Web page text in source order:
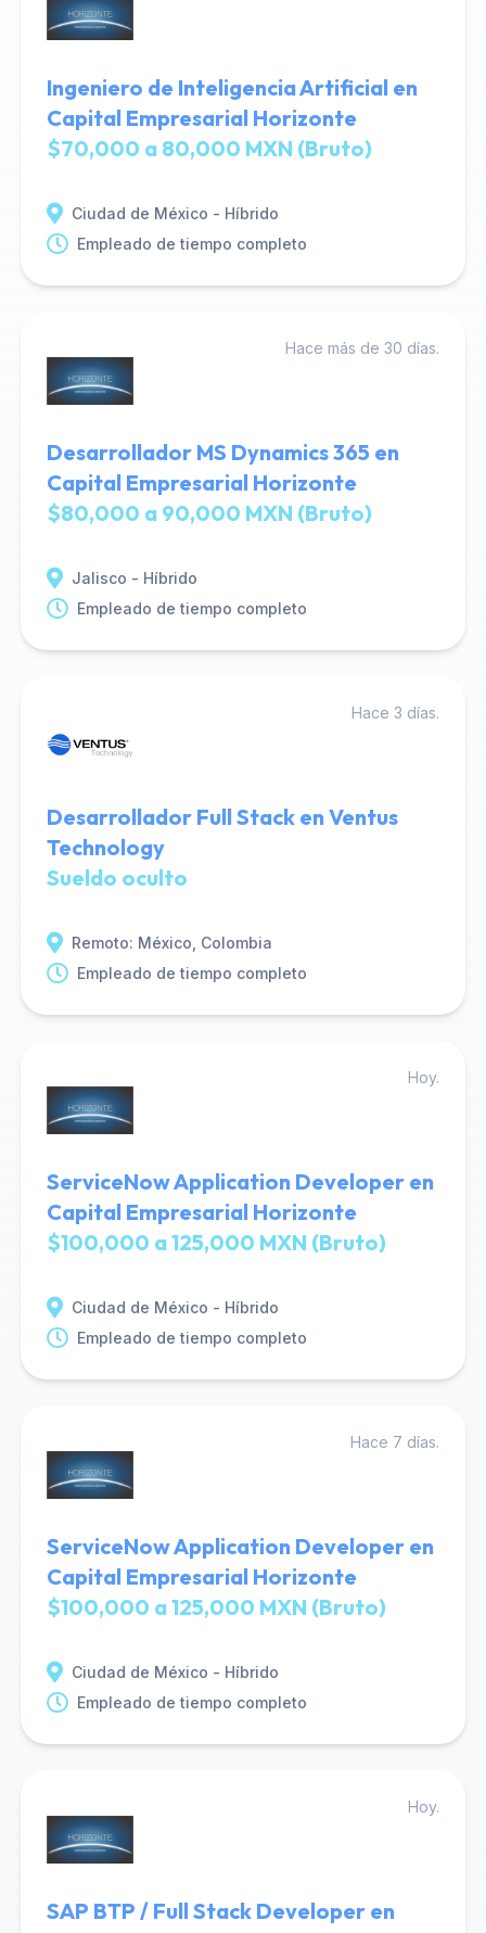
Ingeniero de Inteligencia Artificial en
Capital Empresarial Horizonte
$70,000 a 80,000 MXN (Bruto)
Ciudad de México - Híbrido
Empleado de tiempo completo
Hace más de 30 días.
Desarrollador MS Dynamics 365 en
Capital Empresarial Horizonte
$80,000 a 90,000 MXN (Bruto)
Jalisco - Híbrido
Empleado de tiempo completo
Hace 3 días.
Desarrollador Full Stack en Ventus
Technology
Sueldo oculto
Remoto: México, Colombia
Empleado de tiempo completo
Hoy.
ServiceNow Application Developer en
Capital Empresarial Horizonte
$100,000 a 125,000 MXN (Bruto)
Ciudad de México - Híbrido
Empleado de tiempo completo
Hace 7 días.
ServiceNow Application Developer en
Capital Empresarial Horizonte
$100,000 a 125,000 MXN (Bruto)
Ciudad de México - Híbrido
Empleado de tiempo completo
Hoy.
SAP BTP / Full Stack Developer en